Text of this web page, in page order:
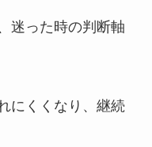
迷った時の判断軸
にくくなり、継続